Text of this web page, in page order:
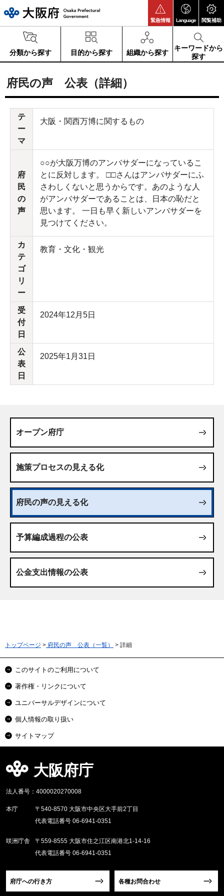
緊急情報 Language 閲覧補助
分類から探す 目的から探す 組織から探す
キーワードから
探す
府民の声 公表（詳細）
テ
ー
マ
大阪・関西万博に関するもの
府
民
の
声
○○が大阪万博のアンバサダーになっているこ
とに反対します。 □□さんはアンバサダーにふ
さわしくないと思うからです。あのような人
がアンバサダーであることは、日本の恥だと
思います。 一日も早く新しいアンバサダーを
見つけてください。
カ
テ
ゴ
リ
ー
教育・文化・観光
受
付
日
2024年12月5日
公
表
日
2025年1月31日
オープン府庁
施策プロセスの見える化
府民の声の見える化
予算編成過程の公表
公金支出情報の公表
トップページ > 府民の声 公表（一覧） > 詳細
このサイトのご利用について
著作権・リンクについて
ユニバーサルデザインについて
個人情報の取り扱い
サイトマップ
大阪府庁
法人番号：4000020270008
本庁
〒540-8570 大阪市中央区大手前2丁目
代表電話番号 06-6941-0351
咲洲庁舎
〒559-8555 大阪市住之江区南港北1-14-16
代表電話番号 06-6941-0351
府庁への行き方 各種お問合わせ